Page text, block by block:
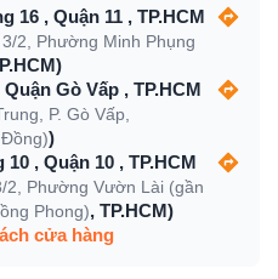
16 , Quận 11 , TP.HCM
2, Phường Minh Phụng
Gò Vấp , TP.HCM
P. Gò Vấp,
)
, Quận 10 , TP.HCM
Phường Vườn Lài (gần
Phong), TP.HCM)
cửa hàng